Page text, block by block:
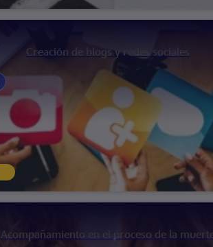
Creación de blogs y redes sociales
Acompañamiento en el proceso de la